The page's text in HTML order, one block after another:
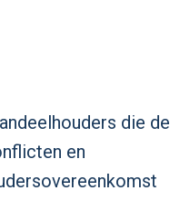
die de
en